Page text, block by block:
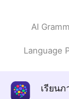
FA EN
AI
Language
เรียน